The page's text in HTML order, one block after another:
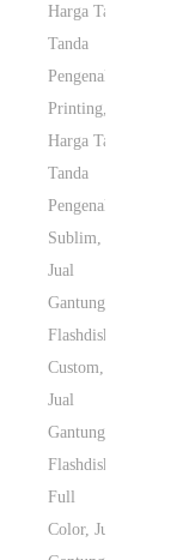
Harga Tali
Tanda
Pengenal
Printing
Harga Tali
Tanda
Pengenal
Sublim
Jual
Gantungan
Flashdisk
Custom
Jual
Gantungan
Flashdisk
Full
Color, Jual